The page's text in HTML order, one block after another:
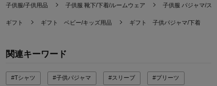
子供服/子供用品 子供服 靴下/下着/ルームウェア 子供服 パジャマ/ス
ギフト ギフト ベビー/キッズ用品 ギフト 子供パジャマ/下着
関連キーワード
#Tシャツ #子供パジャマ #スリーブ #プリーツ